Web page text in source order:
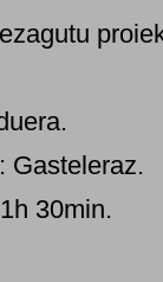
Gasteleraz.
30min.